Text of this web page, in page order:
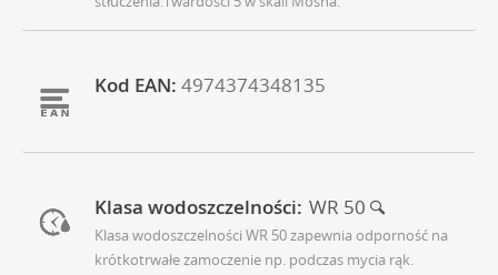
Kod EAN: 4974374348135
Klasa wodoszczelności: WR 50
Klasa wodoszczelności WR 50 zapewnia odporność na
krótkotrwałe zamoczenie np. podczas mycia rąk.